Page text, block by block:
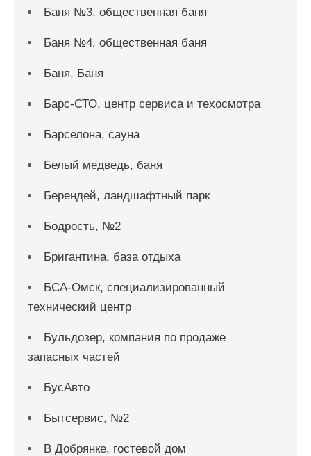
Баня №3, общественная баня
Баня №4, общественная баня
Баня, Баня
Барс-СТО, центр сервиса и техосмотра
Барселона, сауна
Белый медведь, баня
Берендей, ландшафтный парк
Бодрость, №2
Бригантина, база отдыха
БСА-Омск, специализированный
технический центр
Бульдозер, компания по продаже
запасных частей
БусАвто
Бытсервис, №2
В Добрянке, гостевой дом